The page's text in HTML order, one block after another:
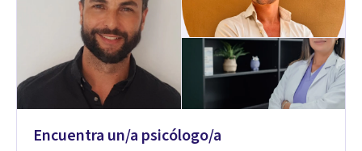
perspectivas interculturales, ecopsicología y el trabajo
simbólico con el inconsciente, entendiendo que cada
proceso terapéutico es único y requiere una mirada
personalizada.
Encuentra un/a psicólogo/a